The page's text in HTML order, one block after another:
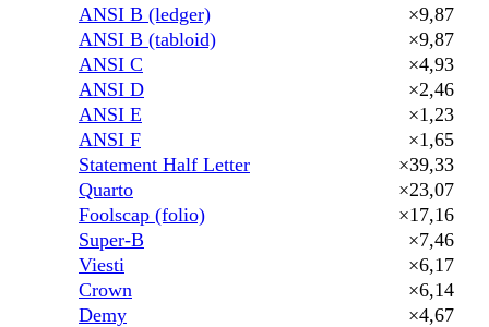
ANSI B (ledger)
×9,87
ANSI B (tabloid)
×9,87
ANSI C
×4,93
ANSI D
×2,46
ANSI E
×1,23
ANSI F
×1,65
Statement Half Letter
×39,33
Quarto
×23,07
Foolscap (folio)
×17,16
Super-B
×7,46
Viesti
×6,17
Crown
×6,14
Demy
×4,67